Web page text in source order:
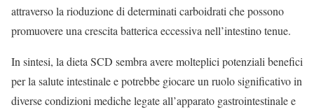
attraverso la rioduzione di determinati carboidrati che possono
promuovere una crescita batterica eccessiva nell’intestino tenue.
In sintesi, la dieta SCD sembra avere molteplici potenziali benefici
per la salute intestinale e potrebbe giocare un ruolo significativo in
diverse condizioni mediche legate all’apparato gastrointestinale e